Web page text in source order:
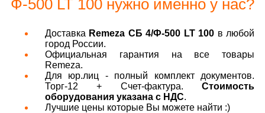
Ф-500 LT 100 нужно именно у нас?
Доставка Remeza СБ 4/Ф-500 LT 100 в любой
город России.
Официальная гарантия на все товары
Remeza.
Для юр.лиц - полный комплект документов.
Торг-12 + Счет-фактура. Стоимость
оборудования указана с НДС.
Лучшие цены которые Вы можете найти :)